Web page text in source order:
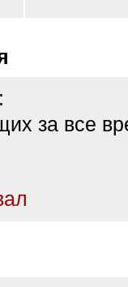
за все